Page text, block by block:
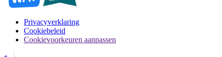
Privacyverklaring
Cookiebeleid
Cookievoorkeuren aanpassen